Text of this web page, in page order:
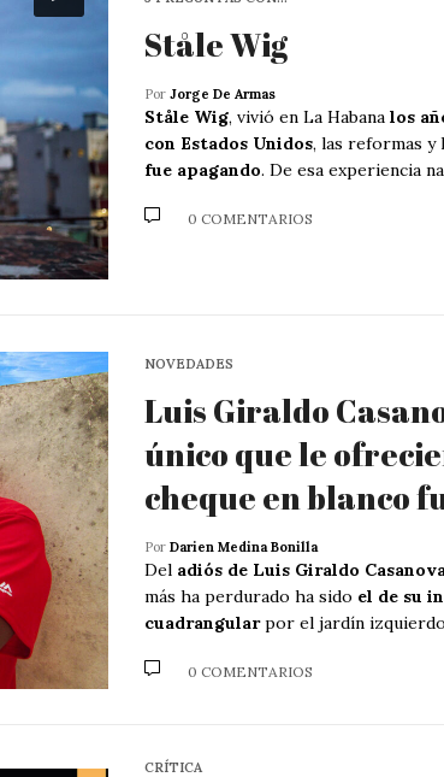
Ståle Wig
Por Jorge De Armas
Ståle Wig, vivió en La Habana los
con Estados Unidos, las reformas y
fue apagando. De esa experiencia
0 COMENTARIOS
NOVEDADES
Luis Giraldo
único que le
cheque en blanco
Por Darien Medina Bonilla
Del adiós de Luis Giraldo
más ha perdurado ha sido el de su
cuadrangularpor el jardín
0 COMENTARIOS
CRÍTICA